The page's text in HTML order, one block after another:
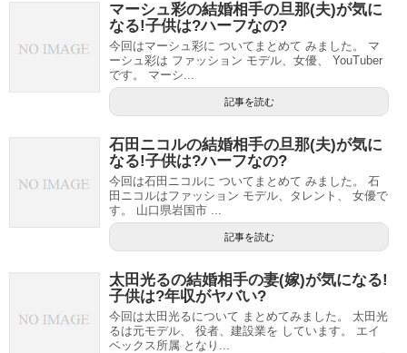
マーシュ彩の結婚相手の旦那(夫)が気に
なる!子供は?ハーフなの?
今回はマーシュ彩に ついてまとめて みました。 マ
ーシュ彩は ファッション モデル、女優、 YouTuber
です。 マーシ...
記事を読む
石田ニコルの結婚相手の旦那(夫)が気に
なる!子供は?ハーフなの?
今回は石田ニコルに ついてまとめて みました。 石
田ニコルはファッション モデル、タレント、 女優で
す。 山口県岩国市 ...
記事を読む
太田光るの結婚相手の妻(嫁)が気になる!
子供は?年収がヤバい?
今回は太田光るについて まとめてみました。 太田光
るは元モデル、 役者、建設業を しています。 エイ
ベックス所属 となり...